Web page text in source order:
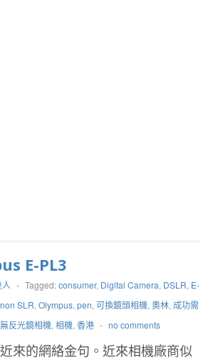
E-PL3
- Tagged:consumer, Digital Camera, DSLR, E-
non SLR, Olympus, pen, 可換鏡頭相機, 奧林, 成功需
無反光鏡相機, 相機, 香港 - no comments
來的網絡金句。近來相機廠商似